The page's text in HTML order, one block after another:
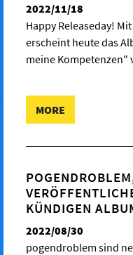
2022/11/18
Happy Releaseday!
erscheint heute das
meine Kompetenzen"
MORE
KÜNDIGEN
2022/08/30
pogendroblem sind